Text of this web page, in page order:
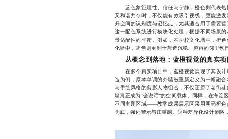
蓝色象征理性、信任与宁静，橙色则代表热
又和谐共存时，不仅能有效吸引视线，更能激
升空间的识别度与记忆点，尤其适合用于需要
这一配色系统进行模块化处理，根据不同场景
景适配性的平衡。例如，在学校文化墙中，橙
化墙中，蓝色则更利于营造沉稳、包容的邻里氛
从概念到落地：蓝橙视觉的真实
在多个真实项目中，蓝橙视觉展现了其设计
造为例，原本单调的外墙被重新定义为一幅融
与手绘风格的剪影人物组合，不仅还原了老街
墙真正成为“会说话”的空间载体。同样，在海
不同主题区域——教学成果展示区采用明亮橙色
为底，强化警示与庄重感。这种差异化设计策